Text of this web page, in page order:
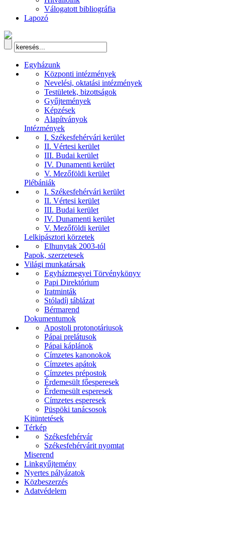
Válogatott bibliográfia
Lapozó
Egyházunk
Központi intézmények
Nevelési, oktatási intézmények
Testületek, bizottságok
Gyűjtemények
Képzések
Alapítványok
Intézmények
I. Székesfehérvári kerület
II. Vértesi kerület
III. Budai kerület
IV. Dunamenti kerület
V. Mezőföldi kerület
Plébániák
I. Székesfehérvári kerület
II. Vértesi kerület
III. Budai kerület
IV. Dunamenti kerület
V. Mezőföldi kerület
Lelkipásztori körzetek
Elhunytak 2003-tól
Papok, szerzetesek
Világi munkatársak
Egyházmegyei Törvénykönyv
Papi Direktórium
Iratminták
Stóladíj táblázat
Bérmarend
Dokumentumok
Apostoli protonotáriusok
Pápai prelátusok
Pápai káplánok
Címzetes kanonokok
Címzetes apátok
Címzetes prépostok
Érdemesült főesperesek
Érdemesült esperesek
Címzetes esperesek
Püspöki tanácsosok
Kitüntetések
Térkép
Székesfehérvár
Székesfehérvárit nyomtat
Miserend
Linkgyűjtemény
Nyertes pályázatok
Közbeszerzés
Adatvédelem